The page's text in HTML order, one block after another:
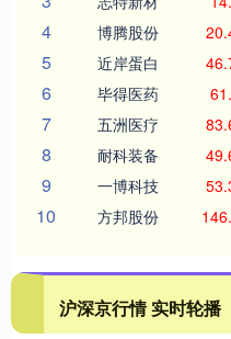
4 博腾股份
5 近岸蛋白
6 毕得医药
7 五洲医疗
8 耐科装备
9 一博科技
10 方邦股份
沪深京行情 实时轮播